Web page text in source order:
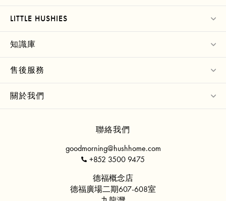
LITTLE HUSHIES
知識庫
售後服務
關於我們
聯絡我們
goodmorning@hushhome.com
+852 3500 9475
德福概念店
德福廣場二期607-608室